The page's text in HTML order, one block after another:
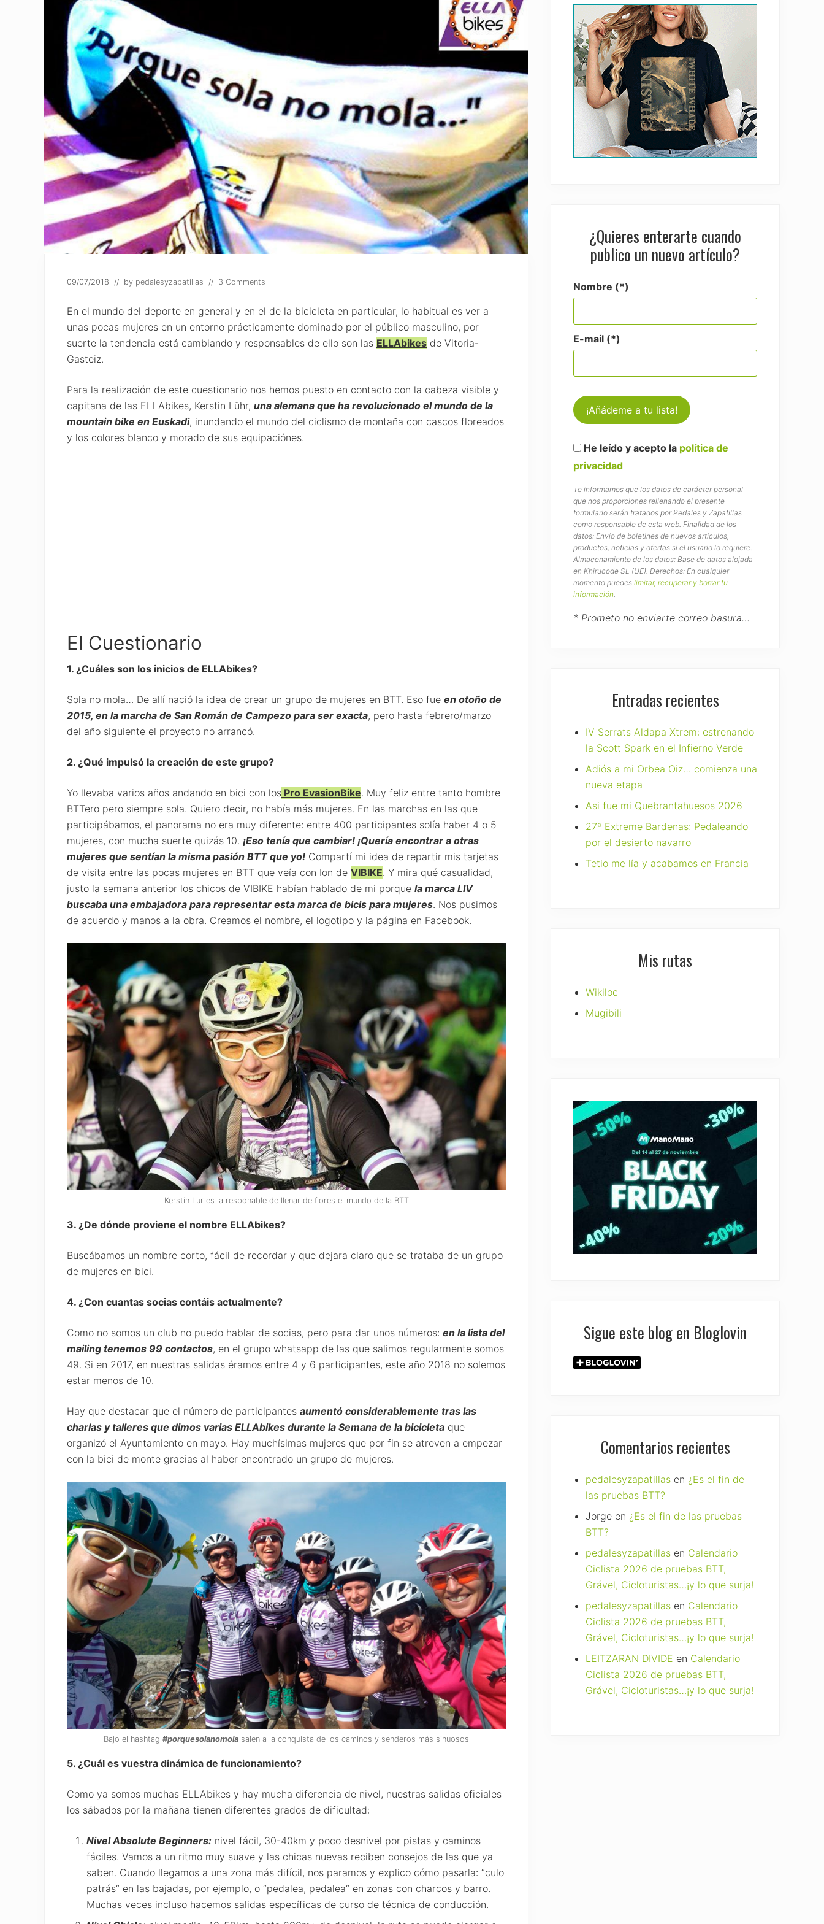
09/07/2018 // by pedalesyzapatillas // 3 Comments
En el mundo del deporte en general y en el de la bicicleta en particular, lo habitual es ver a
unas pocas mujeres en un entorno prácticamente dominado por el público masculino, por
suerte la tendencia está cambiando y responsables de ello son las ELLAbikes de Vitoria-
Gasteiz.
Para la realización de este cuestionario nos hemos puesto en contacto con la cabeza visible y
capitana de las ELLAbikes, Kerstin Lühr, una alemana que ha revolucionado el mundo de la
mountain bike en Euskadi, inundando el mundo del ciclismo de montaña con cascos floreados
y los colores blanco y morado de sus equipaciónes.
El Cuestionario
1. ¿Cuáles son los inicios de ELLAbikes?
Sola no mola… De allí nació la idea de crear un grupo de mujeres en BTT. Eso fue en otoño de
2015, en la marcha de San Román de Campezo para ser exacta, pero hasta febrero/marzo
del año siguiente el proyecto no arrancó.
2. ¿Qué impulsó la creación de este grupo?
Yo llevaba varios años andando en bici con los Pro EvasionBike. Muy feliz entre tanto hombre
BTTero pero siempre sola. Quiero decir, no había más mujeres. En las marchas en las que
participábamos, el panorama no era muy diferente: entre 400 participantes solía haber 4 o 5
mujeres, con mucha suerte quizás 10. ¡Eso tenía que cambiar! ¡Quería encontrar a otras
mujeres que sentían la misma pasión BTT que yo! Compartí mi idea de repartir mis tarjetas
de visita entre las pocas mujeres en BTT que veía con Ion de VIBIKE. Y mira qué casualidad,
justo la semana anterior los chicos de VIBIKE habían hablado de mi porque la marca LIV
buscaba una embajadora para representar esta marca de bicis para mujeres. Nos pusimos
de acuerdo y manos a la obra. Creamos el nombre, el logotipo y la página en Facebook.
Kerstin Lur es la responable de llenar de flores el mundo de la BTT
3. ¿De dónde proviene el nombre ELLAbikes?
Buscábamos un nombre corto, fácil de recordar y que dejara claro que se trataba de un grupo
de mujeres en bici.
4. ¿Con cuantas socias contáis actualmente?
Como no somos un club no puedo hablar de socias, pero para dar unos números: en la lista del
mailing tenemos 99 contactos, en el grupo whatsapp de las que salimos regularmente somos
49. Si en 2017, en nuestras salidas éramos entre 4 y 6 participantes, este año 2018 no solemos
estar menos de 10.
Hay que destacar que el número de participantes aumentó considerablemente tras las
charlas y talleres que dimos varias ELLAbikes durante la Semana de la bicicleta que
organizó el Ayuntamiento en mayo. Hay muchísimas mujeres que por fin se atreven a empezar
con la bici de monte gracias al haber encontrado un grupo de mujeres.
Bajo el hashtag #porquesolanomola salen a la conquista de los caminos y senderos más sinuosos
5. ¿Cuál es vuestra dinámica de funcionamiento?
Como ya somos muchas ELLAbikes y hay mucha diferencia de nivel, nuestras salidas oficiales
los sábados por la mañana tienen diferentes grados de dificultad:
Nivel Absolute Beginners: nivel fácil, 30-40km y poco desnivel por pistas y caminos
fáciles. Vamos a un ritmo muy suave y las chicas nuevas reciben consejos de las que ya
saben. Cuando llegamos a una zona más difícil, nos paramos y explico cómo pasarla: “culo
patrás” en las bajadas, por ejemplo, o “pedalea, pedalea” en zonas con charcos y barro.
Muchas veces incluso hacemos salidas específicas de curso de técnica de conducción.
Sidebar
¿Quieres enterarte cuando
publico un nuevo artículo?
Nombre (*)
E-mail (*)
He leído y acepto la política de
privacidad
Te informamos que los datos de carácter personal
que nos proporciones rellenando el presente
formulario serán tratados por Pedales y Zapatillas
como responsable de esta web. Finalidad de los
datos: Envío de boletines de nuevos artículos,
productos, noticias y ofertas si el usuario lo requiere.
Almacenamiento de los datos: Base de datos alojada
en Khirucode SL (UE). Derechos: En cualquier
momento puedes limitar, recuperar y borrar tu
información
* Prometo no enviarte correo basura…
Entradas recientes
IV Serrats Aldapa Xtrem: estrenando
la Scott Spark en el Infierno Verde
Adiós a mi Orbea Oiz… comienza una
nueva etapa
Asi fue mi Quebrantahuesos 2026
27ª Extreme Bardenas: Pedaleando
por el desierto navarro
Tetio me lía y acabamos en Francia
Mis rutas
Wikiloc
Mugibili
Sigue este blog en Bloglovin
Comentarios recientes
pedalesyzapatillas en ¿Es el fin de
las pruebas BTT?
Jorge en ¿Es el fin de las pruebas
BTT?
pedalesyzapatillas en Calendario
Ciclista 2026 de pruebas BTT,
Grável, Cicloturistas…¡y lo que surja!
pedalesyzapatillas en Calendario
Ciclista 2026 de pruebas BTT,
Grável, Cicloturistas…¡y lo que surja!
LEITZARAN DIVIDE en Calendario
Ciclista 2026 de pruebas BTT,
Grável, Cicloturistas…¡y lo que surja!